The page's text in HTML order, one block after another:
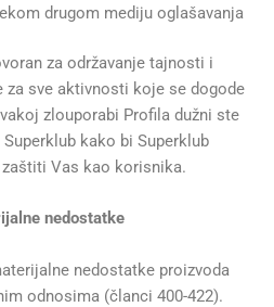
drugom mediju oglašavanja
za održavanje tajnosti i
za sve aktivnosti koje se dogode
zlouporabi Profila dužni ste
kako bi Superklub
Vas kao korisnika.
nedostatke
nedostatke proizvoda
odnosima (članci 400-422).